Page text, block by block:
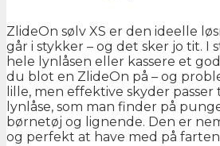
ZlideOn sølv XS er den ideelle
går i stykker – og det sker jo tit. I
hele lynlåsen eller kassere et
du blot en ZlideOn på – og
lille, men effektive skyder passer
lynlåse, som man finder på
børnetøj og lignende. Den er
og perfekt at have med på